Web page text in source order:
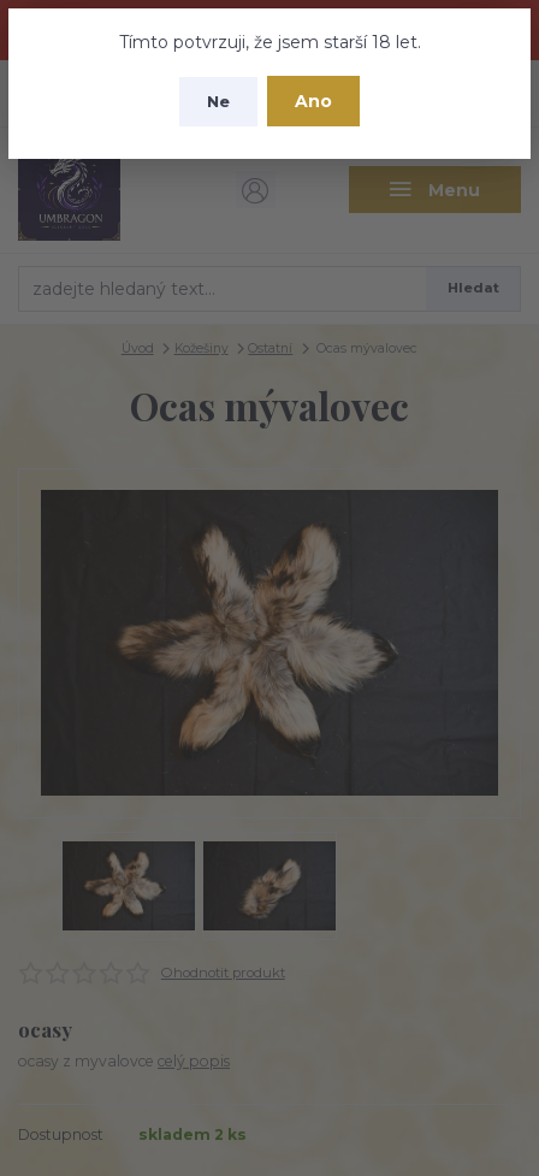
nebuďte vyděšeni zde najdete vše a ještě mnohem víc
Tímto potvrzuji, že jsem starší 18 let.
Ne Ano
Menu
CZK
Hledat
Úvod Kožešiny Ostatní Ocas mývalovec
Ocas mývalovec
Ohodnotit produkt
ocasy
ocasy z myvalovce celý popis
Dostupnost skladem 2 ks